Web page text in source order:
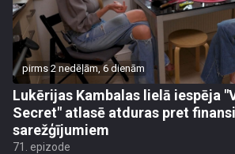
pirms 2 nedēļām, 6 dienām
Lukērijas Kambalas lielā iespēja
Secret" atlasē atduras pret
sarežģījumiem
71. epizode